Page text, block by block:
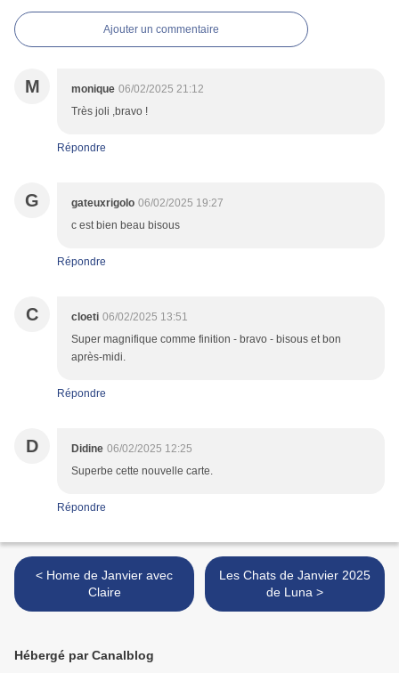
Ajouter un commentaire
M monique 06/02/2025 21:12
Très joli ,bravo !
Répondre
G gateuxrigolo 06/02/2025 19:27
c est bien beau bisous
Répondre
C cloeti 06/02/2025 13:51
Super magnifique comme finition - bravo - bisous et bon
après-midi.
Répondre
D Didine 06/02/2025 12:25
Superbe cette nouvelle carte.
Répondre
< Home de Janvier avec
Claire
Les Chats de Janvier 2025
de Luna >
Hébergé par Canalblog